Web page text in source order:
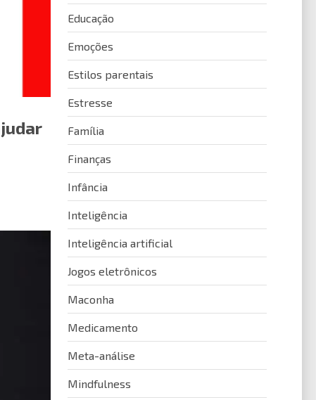
Educação
Emoções
Estilos parentais
Estresse
Família
Finanças
Infância
Inteligência
Inteligência artificial
Jogos eletrônicos
Maconha
Medicamento
Meta-análise
Mindfulness